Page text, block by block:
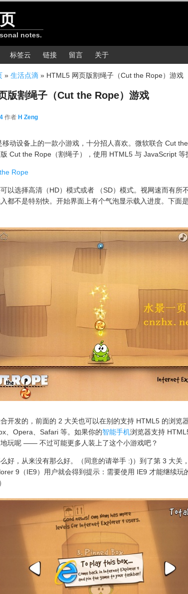
notes.
标签云 链接 留言 关于
» 生活点滴 » HTML5 网页版割绳子（Cut the Rope）游戏
版割绳子（Cut the Rope）游戏
作者 H Zeng
动设备上的一款小游戏，十分招人喜欢。微软联合 Cut
Cut the Rope（割绳子），使用 HTML5 与 JavaScript 等
Rope
以选择高清（HD）模式或者 （SD）模式。视网速而有所
都不是特别快。开始界面上有个气泡显示载入进度。下面
开发的，前面的 2 大关也可以在别的支持 HTML5 的浏览
、Opera、Safari 等。如果你的智能手机浏览器支持
玩呢 —— 不过可能更多人装上了这个小游戏吧？
好，从来没有那么好。（同意的请举手 :)）到了第 3 大关
9（IE9）用户就会得到提示：需要使用 IE9 才能继续